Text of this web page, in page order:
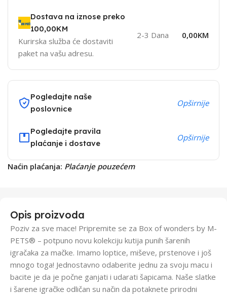
Dostava na iznose preko
100,00KM
Kurirska služba će dostaviti
paket na vašu adresu.
2-3 Dana 0,00KM
Pogledajte naše
poslovnice
Opširnije
Pogledajte pravila
plaćanje i dostave
Opširnije
Naćin plaćanja: Plaćanje pouzećem
Opis proizvoda
Poziv za sve mace! Pripremite se za Box of wonders by M-
PETS® – potpuno novu kolekciju kutija punih šarenih
igračaka za mačke. Imamo loptice, miševe, prstenove i još
mnogo toga! Jednostavno odaberite jednu za svoju macu i
bacite je da je počne ganjati i udarati šapicama. Naše slatke
i šarene igračke odličan su način da potaknete prirodni